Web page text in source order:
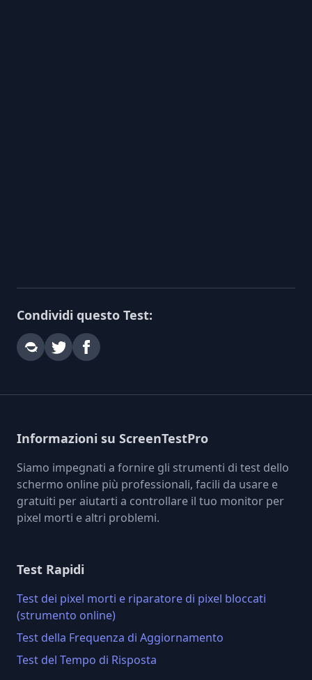
Condividi questo Test:
Informazioni su ScreenTestPro
Siamo impegnati a fornire gli strumenti di test dello
schermo online più professionali, facili da usare e
gratuiti per aiutarti a controllare il tuo monitor per
pixel morti e altri problemi.
Test Rapidi
Test dei pixel morti e riparatore di pixel bloccati
(strumento online)
Test della Frequenza di Aggiornamento
Test del Tempo di Risposta